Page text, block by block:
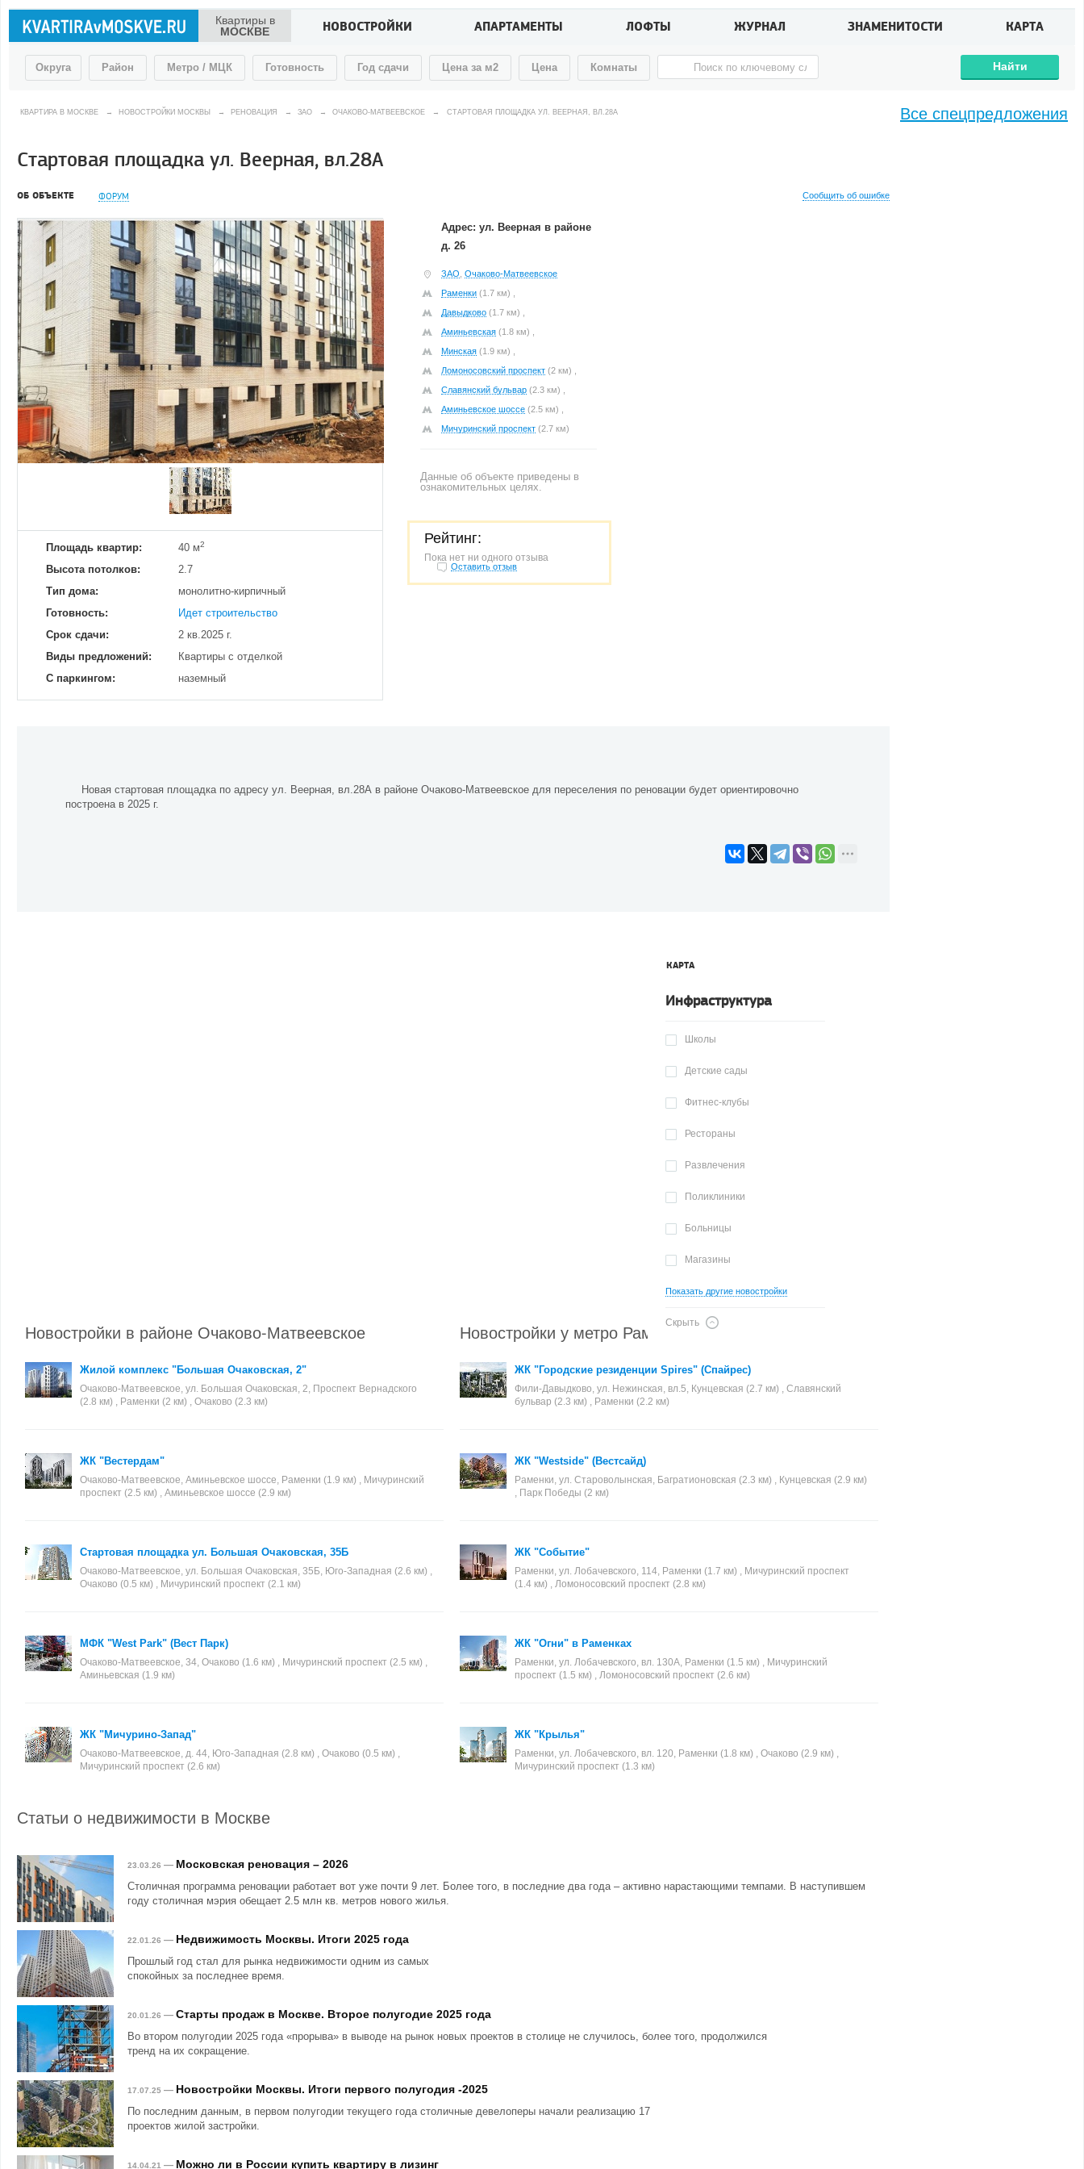
Квартиры в
МОСКВЕ
НОВОСТРОЙКИ АПАРТАМЕНТЫ ЛОФТЫ ЖУРНАЛ ЗНАМЕНИТОСТИ КАРТА
Округа Район Метро / МЦК Готовность Год сдачи Цена за м2 Цена Комнаты Найти
КВАРТИРА В МОСКВЕ → НОВОСТРОЙКИ МОСКВЫ → РЕНОВАЦИЯ → ЗАО → ОЧАКОВО-МАТВЕЕВСКОЕ → СТАРТОВАЯ ПЛОЩАДКА УЛ. ВЕЕРНАЯ, ВЛ.28А
Стартовая площадка ул. Веерная, вл.28А
ОБ ОБЪЕКТЕ ФОРУМ Сообщить об ошибке
Добавить фотографию Изменено: 23.12.2024 Просмотров 18628
Площадь квартир: 40 м2
Высота потолков:
2.7
Тип дома:
монолитно-кирпичный
Готовность:
Идет строительство
Срок сдачи:
2 кв.2025 г.
Виды предложений:
Квартиры с отделкой
С паркингом:
наземный
Адрес: ул. Веерная в районе
д. 26
ЗАО Очаково-Матвеевское
Раменки (1.7 км) ,
Давыдково (1.7 км) ,
Аминьевская (1.8 км) ,
Минская (1.9 км) ,
Ломоносовский проспект (2 км) ,
Славянский бульвар (2.3 км) ,
Аминьевское шоссе (2.5 км) ,
Мичуринский проспект (2.7 км)
Данные об объекте приведены в
ознакомительных целях.
Рейтинг:
Пока нет ни одного отзыва
Оставить отзыв
Новая стартовая площадка по адресу ул. Веерная, вл.28А в районе Очаково-Матвеевское для переселения по реновации будет ориентировочно
построена в 2025 г.
КАРТА
Инфраструктура
Школы
Детские сады
Фитнес-клубы
Рестораны
Развлечения
Поликлиники
Больницы
Магазины
Показать другие новостройки
Скрыть
Новостройки в районе Очаково-Матвеевское
Жилой комплекс "Большая Очаковская, 2"
Очаково-Матвеевское, ул. Большая Очаковская, 2, Проспект Вернадского
(2.8 км) , Раменки (2 км) , Очаково (2.3 км)
ЖК "Вестердам"
Очаково-Матвеевское, Аминьевское шоссе, Раменки (1.9 км) , Мичуринский
проспект (2.5 км) , Аминьевское шоссе (2.9 км)
Стартовая площадка ул. Большая Очаковская, 35Б
Очаково-Матвеевское, ул. Большая Очаковская, 35Б, Юго-Западная (2.6 км) ,
Очаково (0.5 км) , Мичуринский проспект (2.1 км)
МФК "West Park" (Вест Парк)
Очаково-Матвеевское, 34, Очаково (1.6 км) , Мичуринский проспект (2.5 км) ,
Аминьевская (1.9 км)
ЖК "Мичурино-Запад"
Очаково-Матвеевское, д. 44, Юго-Западная (2.8 км) , Очаково (0.5 км) ,
Мичуринский проспект (2.6 км)
Новостройки у метро Раменки
ЖК "Городские резиденции Spires" (Спайрес)
Фили-Давыдково, ул. Нежинская, вл.5, Кунцевская (2.7 км) , Славянский
бульвар (2.3 км) , Раменки (2.2 км)
ЖК "Westside" (Вестсайд)
Раменки, ул. Староволынская, Багратионовская (2.3 км) , Кунцевская (2.9 км)
, Парк Победы (2 км)
ЖК "Событие"
Раменки, ул. Лобачевского, 114, Раменки (1.7 км) , Мичуринский проспект
(1.4 км) , Ломоносовский проспект (2.8 км)
ЖК "Огни" в Раменках
Раменки, ул. Лобачевского, вл. 130А, Раменки (1.5 км) , Мичуринский
проспект (1.5 км) , Ломоносовский проспект (2.6 км)
ЖК "Крылья"
Раменки, ул. Лобачевского, вл. 120, Раменки (1.8 км) , Очаково (2.9 км) ,
Мичуринский проспект (1.3 км)
Статьи о недвижимости в Москве
23.03.26 — Московская реновация – 2026
Столичная программа реновации работает вот уже почти 9 лет. Более того, в последние два года – активно нарастающими темпами. В наступившем
году столичная мэрия обещает 2.5 млн кв. метров нового жилья.
22.01.26 — Недвижимость Москвы. Итоги 2025 года
Прошлый год стал для рынка недвижимости одним из самых
спокойных за последнее время.
20.01.26 — Старты продаж в Москве. Второе полугодие 2025 года
Во втором полугодии 2025 года «прорыва» в выводе на рынок новых проектов в столице не случилось, более того, продолжился
тренд на их сокращение.
17.07.25 — Новостройки Москвы. Итоги первого полугодия -2025
По последним данным, в первом полугодии текущего года столичные девелоперы начали реализацию 17
проектов жилой застройки.
14.04.21 — Можно ли в России купить квартиру в лизинг
Все спецпредложения